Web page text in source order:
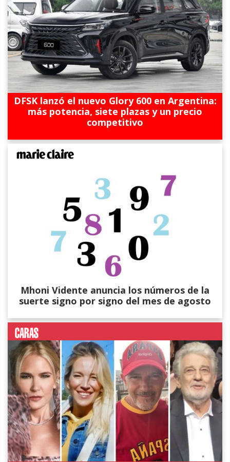
DFSK lanzó el nuevo Glory 600 en Argentina:
más potencia, siete plazas y un precio
competitivo
Mhoni Vidente anuncia los números de la
suerte signo por signo del mes de agosto